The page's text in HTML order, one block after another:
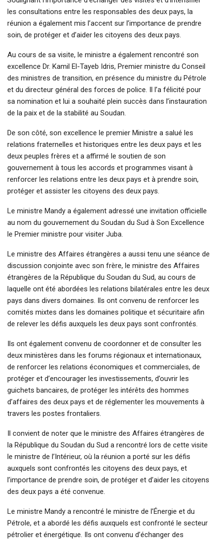
les consultations entre les responsables des deux pays, la
réunion a également mis l’accent sur l’importance de prendre
soin, de protéger et d’aider les citoyens des deux pays.
Au cours de sa visite, le ministre a également rencontré son
excellence Dr. Kamil El-Tayeb Idris, Premier ministre du Conseil
des ministres de transition, en présence du ministre du Pétrole
et du directeur général des forces de police. Il l’a félicité pour
sa nomination et lui a souhaité plein succès dans l’instauration
de la paix et de la stabilité au Soudan.
De son côté, son excellence le premier Ministre a salué les
relations fraternelles et historiques entre les deux pays et les
deux peuples frères et a affirmé le soutien de son
gouvernement à tous les accords et programmes visant à
renforcer les relations entre les deux pays et à prendre soin,
protéger et assister les citoyens des deux pays.
Le ministre Mandy a également adressé une invitation officielle
au nom du gouvernement du Soudan du Sud à Son Excellence
le Premier ministre pour visiter Juba.
Le ministre des Affaires étrangères a aussi tenu une séance de
discussion conjointe avec son frère, le ministre des Affaires
étrangères de la République du Soudan du Sud, au cours de
laquelle ont été abordées les relations bilatérales entre les deux
pays dans divers domaines. Ils ont convenu de renforcer les
comités mixtes dans les domaines politique et sécuritaire afin
de relever les défis auxquels les deux pays sont confrontés.
Ils ont également convenu de coordonner et de consulter les
deux ministères dans les forums régionaux et internationaux,
de renforcer les relations économiques et commerciales, de
protéger et d’encourager les investissements, d’ouvrir les
guichets bancaires, de protéger les intérêts des hommes
d’affaires des deux pays et de réglementer les mouvements à
travers les postes frontaliers.
Il convient de noter que le ministre des Affaires étrangères de
la République du Soudan du Sud a rencontré lors de cette visite
le ministre de l’Intérieur, où la réunion a porté sur les défis
auxquels sont confrontés les citoyens des deux pays, et
l’importance de prendre soin, de protéger et d’aider les citoyens
des deux pays a été convenue.
Le ministre Mandy a rencontré le ministre de l’Énergie et du
Pétrole, et a abordé les défis auxquels est confronté le secteur
pétrolier et énergétique. Ils ont convenu d’échanger des